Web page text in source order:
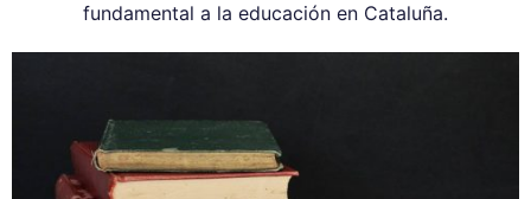
fundamental a la educación en Cataluña.